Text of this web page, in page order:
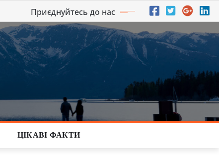
Приєднуйтесь до нас
ЦІКАВІ ФАКТИ